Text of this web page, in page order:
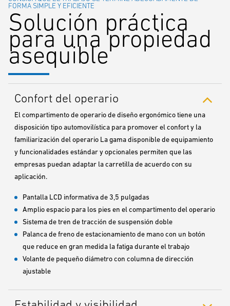
FORMA SIMPLE Y EFICIENTE
Solución práctica
para una propiedad
asequible
Confort del operario
El compartimento de operario de diseño ergonómico tiene una
disposición tipo automovilística para promover el confort y la
familiarización del operario La gama disponible de equipamiento
y funcionalidades estándar y opcionales permiten que las
empresas puedan adaptar la carretilla de acuerdo con su
aplicación.
Pantalla LCD informativa de 3,5 pulgadas
Amplio espacio para los pies en el compartimento del operario
Sistema de tren de tracción de suspensión doble
Palanca de freno de estacionamiento de mano con un botón
que reduce en gran medida la fatiga durante el trabajo
Volante de pequeño diámetro con columna de dirección
ajustable